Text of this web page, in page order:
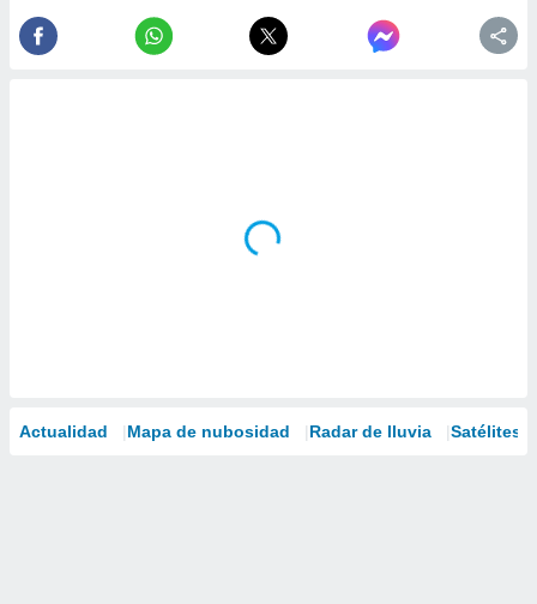
Actualidad Mapa de nubosidad Radar de lluvia Satélites